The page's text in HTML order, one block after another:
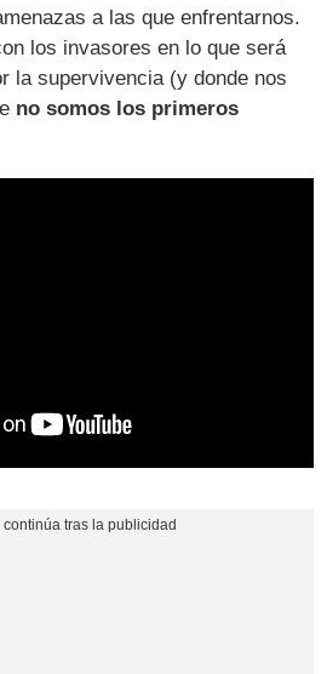
a las que enfrentarnos.
los invasores en lo que será
la supervivencia (y donde nos
no somos los primeros